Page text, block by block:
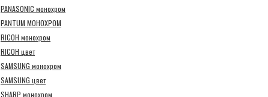
PANASONIC монохром
PANTUM МОНОХРОМ
RICOH монохром
RICOH цвет
SAMSUNG монохром
SAMSUNG цвет
SHARP монохром